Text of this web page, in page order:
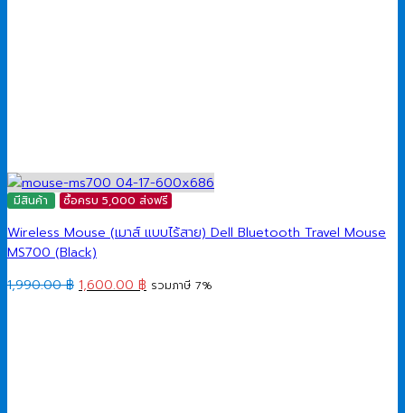
มีสินค้า ซื้อครบ 5,000 ส่งฟรี
Wireless Mouse (เมาส์ แบบไร้สาย) Dell Bluetooth Travel Mouse
MS700 (Black)
1,990.00฿ Original
1,600.00 ฿ Current
รวมภาษี 7%